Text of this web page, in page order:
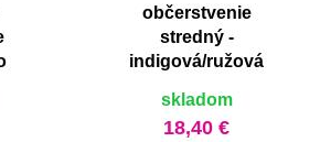
občerstvenie
stredný -
indigová/ružová
skladom
18,40 €